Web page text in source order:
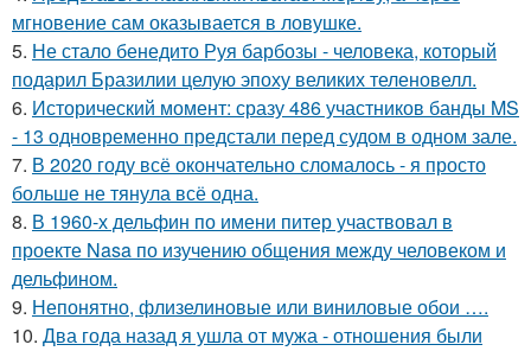
мгновение сам оказывается в ловушке.
5. Не стало бенедито Руя барбозы - человека, который
подарил Бразилии целую эпоху великих теленовелл.
6. Исторический момент: сразу 486 участников банды MS
- 13 одновременно предстали перед судом в одном зале.
7. В 2020 году всё окончательно сломалось - я просто
больше не тянула всё одна.
8. В 1960-х дельфин по имени питер участвовал в
проекте Nasa по изучению общения между человеком и
дельфином.
9. Непонятно, флизелиновые или виниловые обои ….
10. Два года назад я ушла от мужа - отношения были